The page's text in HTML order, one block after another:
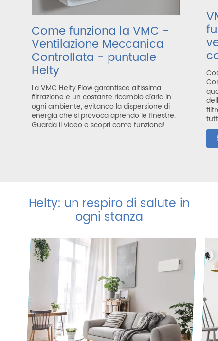
Come funziona la VMC -
Ventilazione Meccanica
Controllata - puntuale
Helty
La VMC Helty Flow garantisce altissima
filtrazione e un costante ricambio d'aria in
ogni ambiente, evitando la dispersione di
energia che si provoca aprendo le finestre.
Guarda il video e scopri come funziona!
Helty: un respiro di salute in
ogni stanza